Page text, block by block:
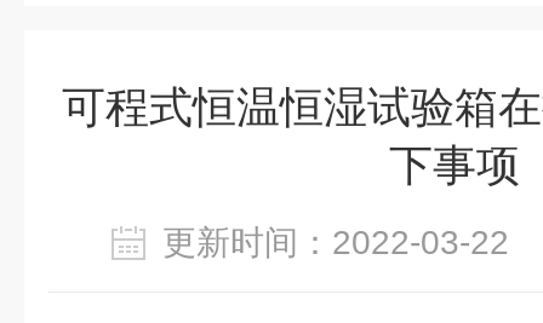
可程式恒温恒湿试验箱
下事项
更新时间：2022-03-